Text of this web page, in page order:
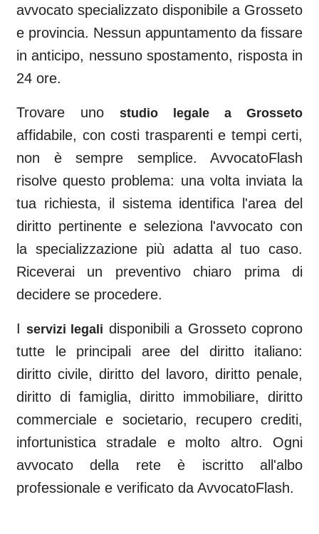
avvocato specializzato disponibile a Grosseto
e provincia. Nessun appuntamento da fissare
in anticipo, nessuno spostamento, risposta in
24 ore.
Trovare uno studio legale a Grosseto
affidabile, con costi trasparenti e tempi certi,
non è sempre semplice. AvvocatoFlash
risolve questo problema: una volta inviata la
tua richiesta, il sistema identifica l'area del
diritto pertinente e seleziona l'avvocato con
la specializzazione più adatta al tuo caso.
Riceverai un preventivo chiaro prima di
decidere se procedere.
I servizi legali disponibili a Grossetocoprono
tutte le principali aree del diritto italiano:
diritto civile, diritto del lavoro, diritto penale,
diritto di famiglia, diritto immobiliare, diritto
commerciale e societario, recupero crediti,
infortunistica stradale e molto altro. Ogni
avvocato della rete è iscritto all'albo
professionale e verificato da AvvocatoFlash.